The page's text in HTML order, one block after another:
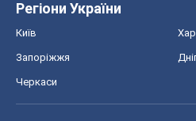
Регіони України
Київ
Запоріжжя
Черкаси